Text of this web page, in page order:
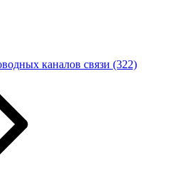
каналов связи (322)